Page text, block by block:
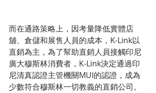
而在通路策略上，因考量降低實體店
舖、倉儲和展售人員的成本，K-Link以
直銷為主，為了幫助直銷人員接觸印尼
廣大穆斯林消費者，K-Link決定通過印
尼清真認證主管機關MUI的認證，成為
少數符合穆斯林一切教義的直銷公司。